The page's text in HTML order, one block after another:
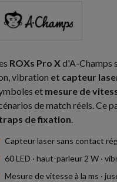
ROXs Pro Xd'A-Champs
vibration et capteur
et mesure de
de match réels. Ce
de fixation.
Capteur laser sans contact
60 LED · haut-parleur 2 W ·
Mesure de vitesse à la ms ·